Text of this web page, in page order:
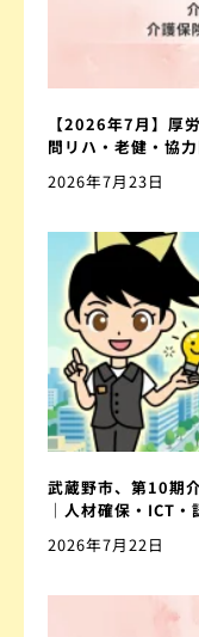
【2026年7月】厚
問リハ・老健・協
2026年7月23日
武蔵野市、第10期
｜人材確保・ICT
2026年7月22日